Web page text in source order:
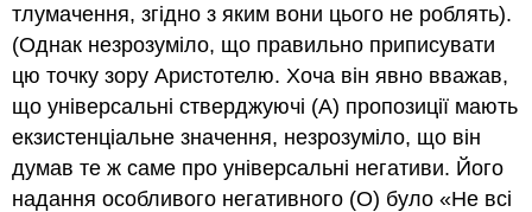
тлумачення, згідно з яким вони цього не роблять).
(Однак незрозуміло, що правильно приписувати
цю точку зору Аристотелю. Хоча він явно вважав,
що універсальні стверджуючі (А) пропозиції мають
екзистенціальне значення, незрозуміло, що він
думав те ж саме про універсальні негативи. Його
надання особливого негативного (O) було «Не всі